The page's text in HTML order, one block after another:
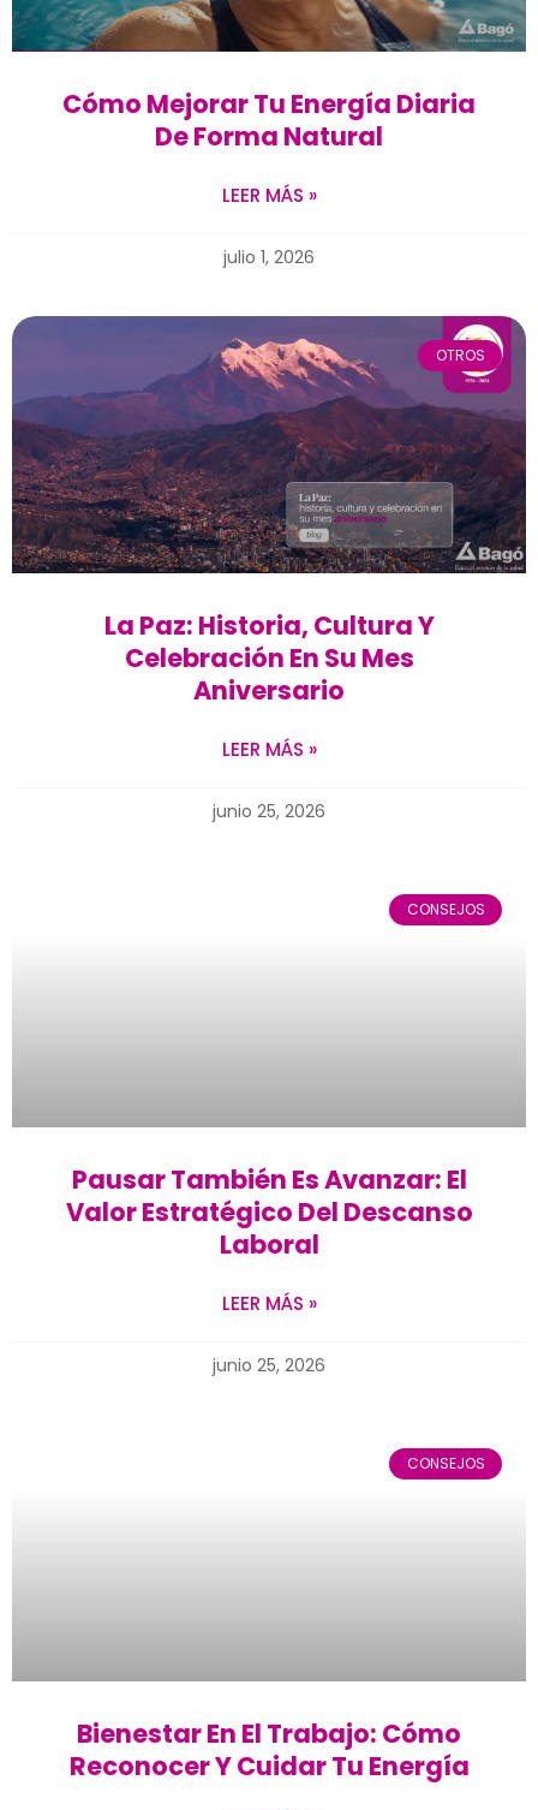
Cómo Mejorar Tu Energía Diaria
De Forma Natural
LEER MÁS »
julio 1, 2026
OTROS
La Paz: Historia, Cultura Y
Celebración En Su Mes
Aniversario
LEER MÁS »
junio 25, 2026
CONSEJOS
Pausar También Es Avanzar: El
Valor Estratégico Del Descanso
Laboral
LEER MÁS »
junio 25, 2026
CONSEJOS
Bienestar En El Trabajo: Cómo
Reconocer Y Cuidar Tu Energía